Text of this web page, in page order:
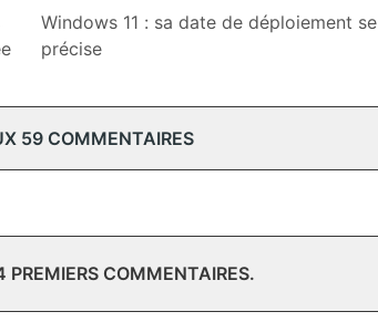
Windows 11 : sa date de déploiement se
précise
59 COMMENTAIRES
PREMIERS COMMENTAIRES.